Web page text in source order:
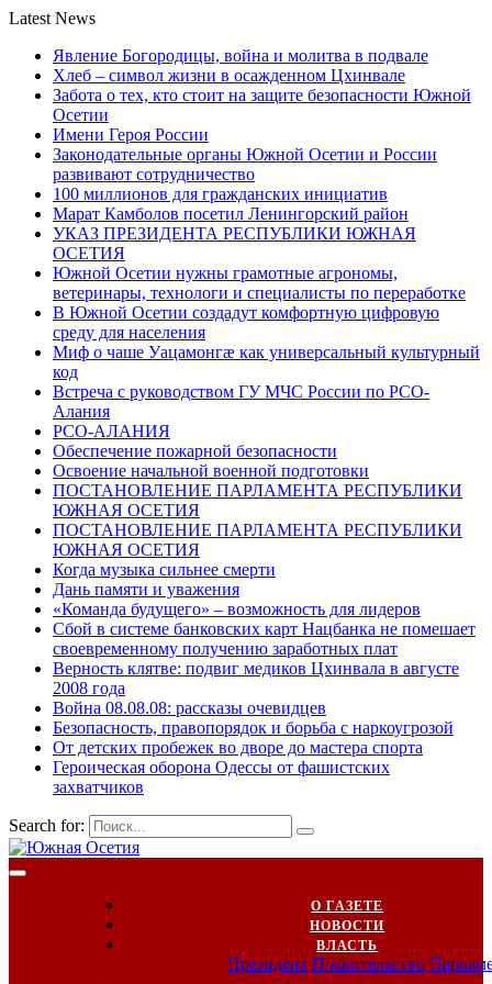
Latest News
Явление Богородицы, война и молитва в подвале
Хлеб – символ жизни в осажденном Цхинвале
Забота о тех, кто стоит на защите безопасности Южной
Осетии
Имени Героя России
Законодательные органы Южной Осетии и России
развивают сотрудничество
100 миллионов для гражданских инициатив
Марат Камболов посетил Ленингорский район
УКАЗ ПРЕЗИДЕНТА РЕСПУБЛИКИ ЮЖНАЯ
ОСЕТИЯ
Южной Осетии нужны грамотные агрономы,
ветеринары, технологи и специалисты по переработке
В Южной Осетии создадут комфортную цифровую
среду для населения
Миф о чаше Уацамонгæ как универсальный культурный
код
Встреча с руководством ГУ МЧС России по РСО-
Алания
РСО-АЛАНИЯ
Обеспечение пожарной безопасности
Освоение начальной военной подготовки
ПОСТАНОВЛЕНИЕ ПАРЛАМЕНТА РЕСПУБЛИКИ
ЮЖНАЯ ОСЕТИЯ
ПОСТАНОВЛЕНИЕ ПАРЛАМЕНТА РЕСПУБЛИКИ
ЮЖНАЯ ОСЕТИЯ
Когда музыка сильнее смерти
Дань памяти и уважения
«Команда будущего» – возможность для лидеров
Сбой в системе банковских карт Нацбанка не помешает
своевременному получению заработных плат
Верность клятве: подвиг медиков Цхинвала в августе
2008 года
Война 08.08.08: рассказы очевидцев
Безопасность, правопорядок и борьба с наркоугрозой
От детских пробежек во дворе до мастера спорта
Героическая оборона Одессы от фашистских
захватчиков
Search for:
О ГАЗЕТЕ
НОВОСТИ
ВЛАСТЬ
Президент Правительство